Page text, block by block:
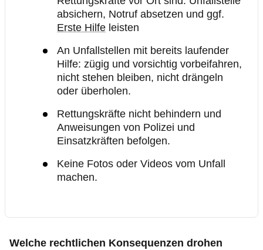
absichern, Notruf absetzen und ggf.
Erste Hilfe leisten
An Unfallstellen mit bereits laufender
Hilfe: zügig und vorsichtig vorbeifahren,
nicht stehen bleiben, nicht drängeln
oder überholen.
Rettungskräfte nicht behindern und
Anweisungen von Polizei und
Einsatzkräften befolgen.
Keine Fotos oder Videos vom Unfall
machen.
Welche rechtlichen Konsequenzen drohen